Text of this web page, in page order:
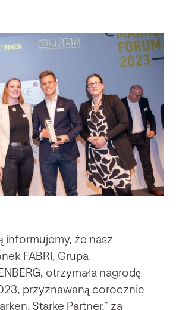
informujemy, że nasz
FABRI, Grupa
otrzymała nagrodę
przyznawaną corocznie
Starke Partner.” za